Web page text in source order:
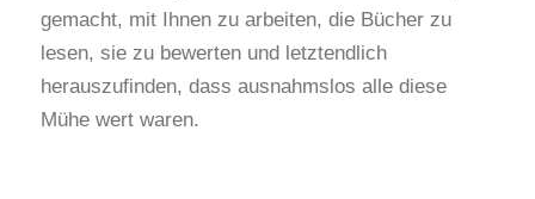
gemacht, mit Ihnen zu arbeiten, die Bücher zu
lesen, sie zu bewerten und letztendlich
herauszufinden, dass ausnahmslos alle diese
Mühe wert waren.